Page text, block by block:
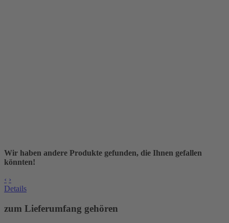
Wir haben andere Produkte gefunden, die Ihnen gefallen
könnten!
‹ ›
Details
zum Lieferumfang gehören